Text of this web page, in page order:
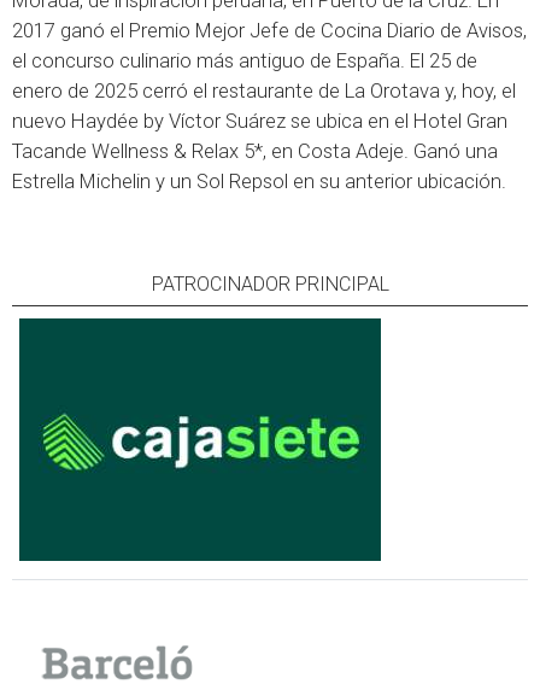
2017 ganó el Premio Mejor Jefe de Cocina Diario de Avisos,
el concurso culinario más antiguo de España. El 25 de
enero de 2025 cerró el restaurante de La Orotava y, hoy, el
nuevo Haydée by Víctor Suárez se ubica en el Hotel Gran
Tacande Wellness & Relax 5*, en Costa Adeje. Ganó una
Estrella Michelin y un Sol Repsol en su anterior ubicación.
PATROCINADOR PRINCIPAL